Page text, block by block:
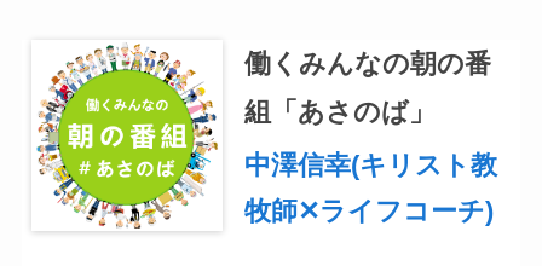
働くみんなの朝の番
組「あさのば」
中澤信幸(キリスト教
牧師✕ライフコーチ)